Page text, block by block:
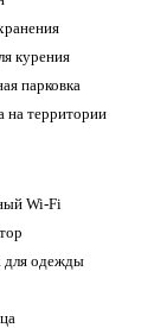
курения
парковка
на территории
Wi-Fi
для одежды